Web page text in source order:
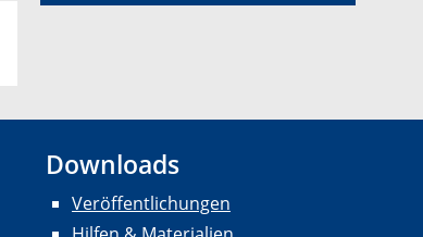
Downloads
Veröffentlichungen